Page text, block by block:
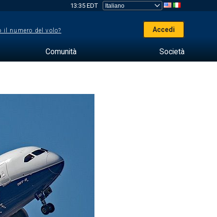
13:35 EDT
il numero del volo? Accedi
Comunità Società